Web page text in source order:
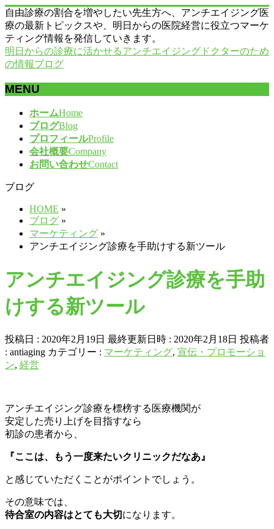
自由診療の割合を増やしたい先生方へ、アンチエイジング医
療の最新トピックスや、明日からの医院経営に役立つマーケ
ティング情報を発信していきます。
明日からの診療に活かせるアンチエイジングドクターのため
の情報ブログ
MENU
ば
ホームHome
ブログBlog
プロフィールProfile
会社概要Company
お問い合わせContact
ブログ
HOME »
ブログ »
マーケティング »
アンチエイジング診療を手助けする新ツール
アンチエイジング診療を手助
けする新ツール
投稿日 : 2020年2月19日 最終更新日時 : 2020年2月18日 投稿者
: antiaging カテゴリー : マーケティング, 宣伝・プロモーショ
ン, 経営
アンチエイジング診療を標榜する医療機関が
安定した売り上げを目指すなら
初診の患者から、
『ここは、もう一度来たいクリニックだなあ』
と感じていただくことがポイントでしょう。
その意味では、
待合室の内容はとても大切になります。